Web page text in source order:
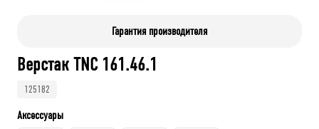
Гарантия производителя
Верстак TNC 161.46.1
125182
Аксессуары